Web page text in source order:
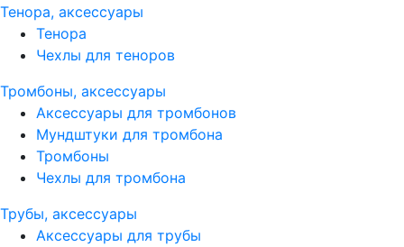
Тенора, аксессуары
Тенора
Чехлы для теноров
Тромбоны, аксессуары
Аксессуары для тромбонов
Мундштуки для тромбона
Тромбоны
Чехлы для тромбона
Трубы, аксессуары
Аксессуары для трубы